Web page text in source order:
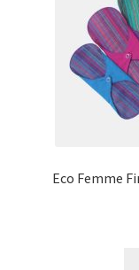
wat je nog meer
Eco Femme